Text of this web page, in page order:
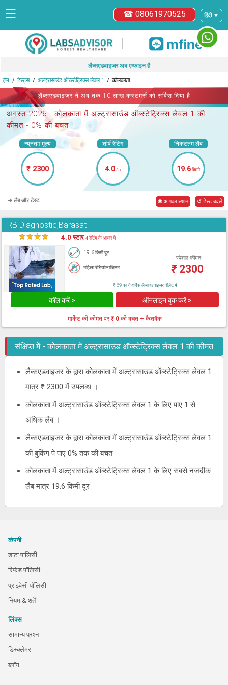
हिंदी ▼
☎ 08061970525
☰
|
लैब्सएडवाइजर अब एम्फाइन है
होम टेस्ट्स अल्ट्रासाउंड ऑब्स्टेट्रिक्स लेवल 1 कोलकाता
लैब्सएडवाइजर ने अब तक 10 लाख कस्टमर्स को सर्विस दिया है
अगस्त 2026 -कोलकाता में अल्ट्रासाउंड ऑब्स्टेट्रिक्स लेवल 1 की
कीमत - 0% की बचत
न्यूनतम मूल्य
₹ 2300
शीर्ष रेटिंग
4.0/5
निकटतम लैब
19.6किमी
➜ लैब और टेस्ट ◉ आपका स्थान ↺ टेस्ट बदले
RB Diagnostic,Barasat
★★★★ 4.0 स्टार4 रेटिंग के आधार पे
19.6 किमी दूर
महिला रेडियोलाजिस्ट
स्पेशल कीमत
₹2300
₹ 69 का कैशबैक लैब्सएडवाइजर वॉलेट में
कॉल करें > ऑनलाइन बुक करें >
मार्केट की कीमत पर₹ 0की बचत + कैशबैक
संक्षिप्त में - कोलकाता में अल्ट्रासाउंड ऑब्स्टेट्रिक्स लेवल 1 की कीमत
लैब्सएडवाइजर के द्वारा कोलकाता में अल्ट्रासाउंड ऑब्स्टेट्रिक्स लेवल 1
मात्र ₹ 2300 में उपलब्ध ।
कोलकाता में अल्ट्रासाउंड ऑब्स्टेट्रिक्स लेवल 1 के लिए पाए 1 से
अधिक लैब ।
लैब्सएडवाइजर के द्वारा कोलकाता में अल्ट्रासाउंड ऑब्स्टेट्रिक्स लेवल 1
की बुकिंग पे पाए 0% तक की बचत
कोलकाता में अल्ट्रासाउंड ऑब्स्टेट्रिक्स लेवल 1 के लिए सबसे नजदीक
लैब मात्र 19.6 किमी दूर
कंपनी
डाटा पालिसी
रिफंड पॉलिसी
प्राइवेसी पॉलिसी
नियम & शर्तें
लिंक्स
सामान्य प्रश्न
डिस्क्लेमर
ब्लॉग